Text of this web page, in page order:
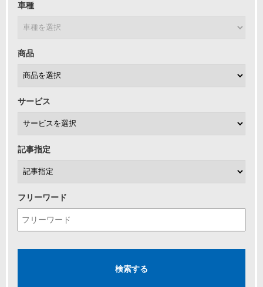
車種
商品
サービス
記事指定
フリーワード